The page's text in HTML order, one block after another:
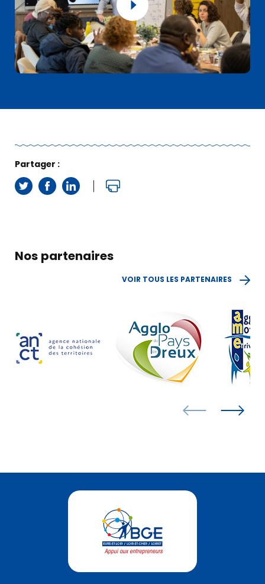
Partager :
Nos partenaires
VOIR TOUS LES PARTENAIRES